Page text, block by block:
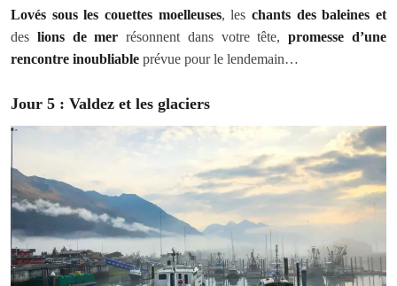
Lovés sous les couettes moelleuses, les chants des baleines et
des lions de mer résonnent dans votre tête,promesse d’une
rencontre inoubliable prévue pour le lendemain…
Jour 5 : Valdez et les glaciers